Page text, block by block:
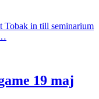
Tobak in till seminarium
19 maj